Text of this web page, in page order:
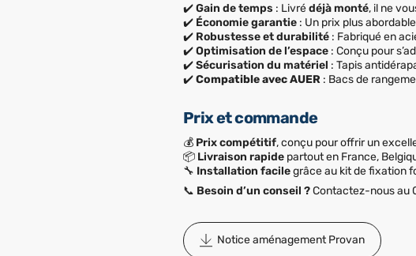
✔️Gain de temps : Livrédéjà monté, il ne
✔️ Économie garantie : Un prix plus
✔️ Robustesse et durabilité : Fabriqué en
✔️Optimisation de l’espace : Conçu pour
✔️Sécurisation du matériel : Tapis
✔️Compatible avec AUER : Bacs de
Prix et commande
💰 Prix compétitif, conçu pour offrir un
📦 Livraison rapide partout en France,
🔧 Installation facilegrâce au kit de fixation
📞 Besoin d’un conseil ?Contactez-nous au
Notice aménagement Provan